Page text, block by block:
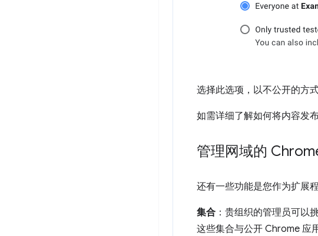
选择此选项，以不公开的方
如需详细了解如何将内容发
管理网域的
还有一些功能是您作为扩展
集合 ：贵组织的管理员可以
这些集合与公开 Chrome 应